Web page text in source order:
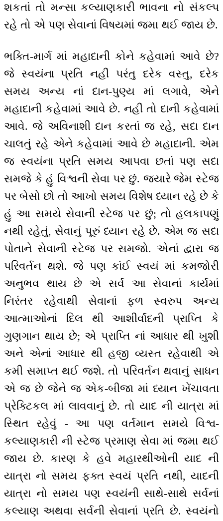
શકતાં તો મન્સા કલ્યાણકારી ભાવના નો સંકલ્પ
રહે તો એ પણ સેવાનાં વિષયમાં જમા થઈ જાય છે.
ભક્તિ-માર્ગ માં મહાદાની કોને કહેવામાં આવે છે?
જે સ્વયંના પ્રતિ નહીં પરંતુ દરેક વસ્તુ, દરેક
સમય અન્ય નાં દાન-પુણ્ય માં લગાવે, એને
મહાદાની કહેવામાં આવે છે. નહીં તો દાની કહેવામાં
આવે. જે અવિનાશી દાન કરતાં જ રહે, સદા દાન
ચાલતું રહે એને કહેવામાં આવે છે મહાદાની. એમ
જ સ્વયંના પ્રતિ સમય આપવા છતાં પણ સદા
સમજે કે હું વિશ્વની સેવા પર છું. જ્યારે જેમ સ્ટેજ
પર બેસો છો તો આખો સમય વિશેષ ધ્યાન રહે છે કે
હું આ સમયે સેવાની સ્ટેજ પર છું; તો હલકાપણું
નથી રહેતું, સેવાનું પૂરું ધ્યાન રહે છે. એમ જ સદા
પોતાને સેવાની સ્ટેજ પર સમજો. એનાં દ્વારા જ
પરિવર્તન થશે. જે પણ કાંઈ સ્વયં માં કમજોરી
અનુભવ થાય છે એ સર્વ આ સેવાનાં કાર્યમાં
નિરંતર રહેવાથી સેવાનાં ફળ સ્વરુપ અન્ય
આત્માઓનાં દિલ થી આશીર્વાદની પ્રાપ્તિ કે
ગુણગાન થાય છે; એ પ્રાપ્તિ નાં આધાર થી ખુશી
અને એનાં આધાર થી હજી વ્યસ્ત રહેવાથી એ
કમી સમાપ્ત થઈ જશે. તો પરિવર્તન થવાનું સાધન
એ જ છે જેને જ એક-બીજા માં ધ્યાન ખેંચાવતા
પ્રેક્ટિકલ માં લાવવાનું છે. તો યાદ ની યાત્રા માં
સ્થિત રહેવું - આ પણ વર્તમાન સમયે વિશ્વ-
કલ્યાણકારી ની સ્ટેજ પ્રમાણ સેવા માં જમા થઈ
જાય છે. કારણ કે હવે મહારથીઓની યાદ ની
યાત્રા નો સમય ફક્ત સ્વયં પ્રતિ નથી, યાદની
યાત્રા નો સમય પણ સ્વયંની સાથે-સાથે સર્વનાં
કલ્યાણ અથવા સર્વની સેવાનાં પ્રતિ છે. સ્વયંનો